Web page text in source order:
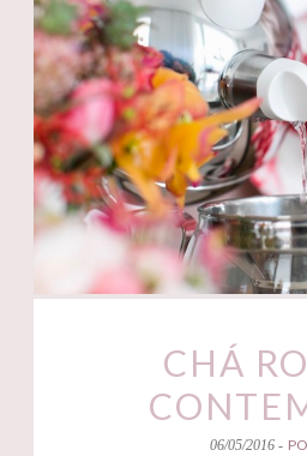
CHÁ
06/05/2016 -